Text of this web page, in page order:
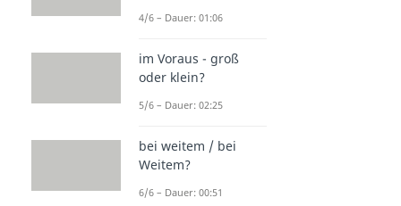
4/6 – Dauer: 01:06
im Voraus - groß
oder klein?
5/6 – Dauer: 02:25
bei weitem / bei
Weitem?
6/6 – Dauer: 00:51